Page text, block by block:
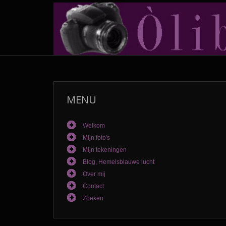
MENU
Welkom
Mijn foto's
Mijn tekeningen
Blog, Hemelsblauwe lucht
Over mij
Contact
Zoeken